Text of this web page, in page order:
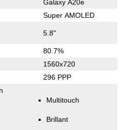
Galaxy A20e
Super AMOLED
5.8"
80.7%
1560x720
296 PPP
Multitouch
Brillant